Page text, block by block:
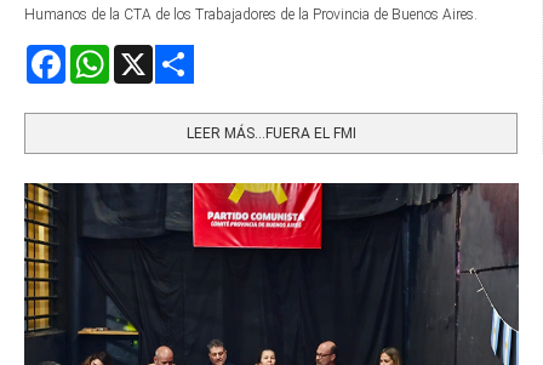
Humanos de la CTA de los Trabajadores de la Provincia de Buenos Aires.
FacebookWhatsApp
LEER MÁS…FUERA EL FMI